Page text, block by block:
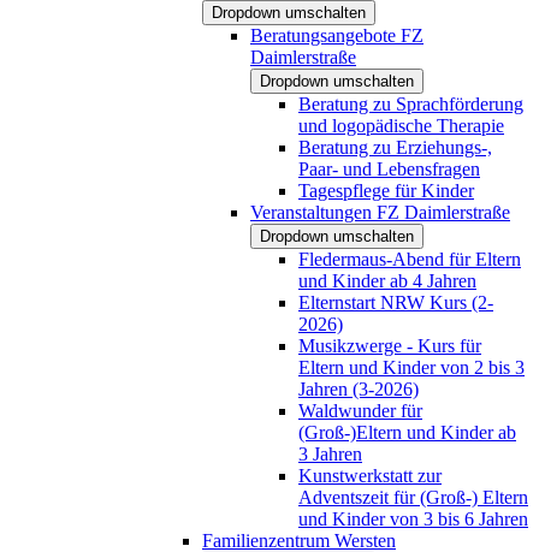
Dropdown umschalten
Beratungsangebote FZ
Daimlerstraße
Dropdown umschalten
Beratung zu Sprachförderung
und logopädische Therapie
Beratung zu Erziehungs-,
Paar- und Lebensfragen
Tagespflege für Kinder
Veranstaltungen FZ Daimlerstraße
Dropdown umschalten
Fledermaus-Abend für Eltern
und Kinder ab 4 Jahren
Elternstart NRW Kurs (2-
2026)
Musikzwerge - Kurs für
Eltern und Kinder von 2 bis 3
Jahren (3-2026)
Waldwunder für
(Groß-)Eltern und Kinder ab
3 Jahren
Kunstwerkstatt zur
Adventszeit für (Groß-) Eltern
und Kinder von 3 bis 6 Jahren
Familienzentrum Wersten